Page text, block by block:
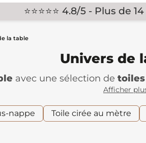
⭐⭐⭐⭐⭐ 4.8/5 - Plus de
la table
Univers de
avec une sélection de
en protégeant vos surfaces.
à votre décoration tout
pour une protection
Afficher
nappe Toile cirée au mètre